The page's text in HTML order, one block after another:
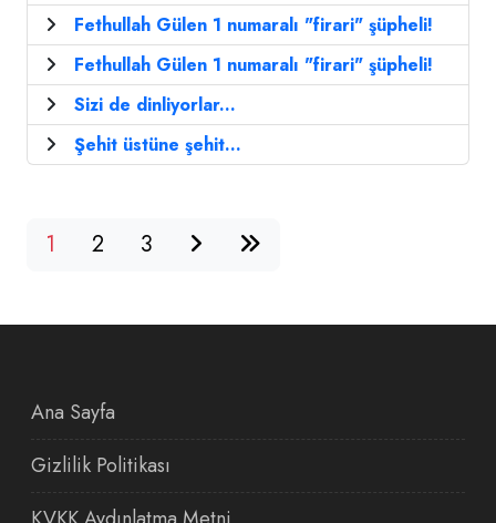
Fethullah Gülen 1 numaralı "firari" şüpheli!
Fethullah Gülen 1 numaralı "firari" şüpheli!
Sizi de dinliyorlar...
Şehit üstüne şehit...
1 2 3
Ana Sayfa
Gizlilik Politikası